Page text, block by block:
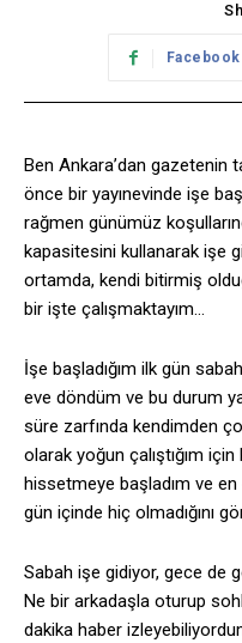
Facebook
Ben Ankara’dan gazetenin
önce bir yayınevinde işe
rağmen günümüz
kapasitesini kullanarak işe
ortamda, kendi bitirmiş
bir işte çalışmaktayım…
İşe başladığım ilk gün
eve döndüm ve bu durum
süre zarfında kendimden
olarak yoğun çalıştığım
hissetmeye başladım ve
gün içinde hiç olmadığını
Sabah işe gidiyor, gece de
Ne bir arkadaşla oturup
dakika haber